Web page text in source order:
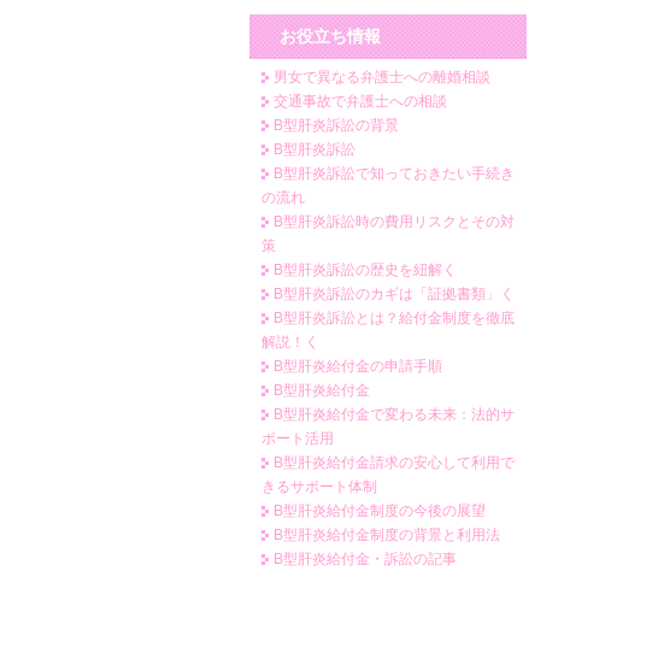
お役立ち情報
男女で異なる弁護士への離婚相談
交通事故で弁護士への相談
B型肝炎訴訟の背景
B型肝炎訴訟
B型肝炎訴訟で知っておきたい手続き
の流れ
B型肝炎訴訟時の費用リスクとその対
策
B型肝炎訴訟の歴史を紐解く
B型肝炎訴訟のカギは「証拠書類」く
B型肝炎訴訟とは？給付金制度を徹底
解説！く
B型肝炎給付金の申請手順
B型肝炎給付金
B型肝炎給付金で変わる未来：法的サ
ポート活用
B型肝炎給付金請求の安心して利用で
きるサポート体制
B型肝炎給付金制度の今後の展望
B型肝炎給付金制度の背景と利用法
B型肝炎給付金・訴訟の記事